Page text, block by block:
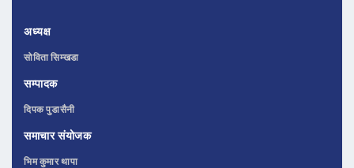
अध्यक्ष
सोविता सिम्खडा
सम्पादक
दिपक पुडासैनी
समाचार संयोजक
भिम कुमार थापा